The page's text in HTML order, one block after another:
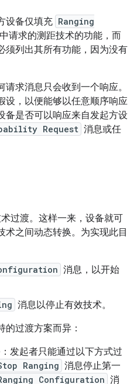
设备仅填充 Ranging
请求的测距技术的功能，而
须列出其所有功能，因为没有
求消息只会收到一个响应。
设，以便能够以任意顺序响应
备是否可以响应来自发起方设
Request 消息或任
过渡。这样一来，设备就可
术之间动态转换。为实现此目
消息，以开始
消息以停止有效技术。
过渡方案而异：
：发起者只能通过以下方式过
Ranging 消息停止第一
Configuration 消